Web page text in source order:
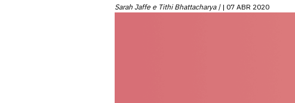
Sarah Jaffe e Tithi Bhattacharya | 07 ABR 2020